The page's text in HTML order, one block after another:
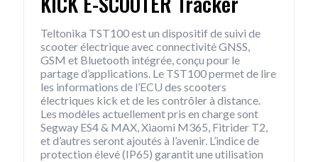
Teltonika TST100 est un dispositif de suivi de
scooter électrique avec connectivité GNSS,
GSM et Bluetooth intégrée, conçu pour le
partage d’applications. Le TST100 permet de lire
les informations de l’ECU des scooters
électriques kick et de les contrôler à distance.
Les modèles actuellement pris en charge sont
Segway ES4 & MAX, Xiaomi M365, Fitrider T2,
et d’autres seront ajoutés à l’avenir. L’indice de
protection élevé (IP65) garantit une utilisation